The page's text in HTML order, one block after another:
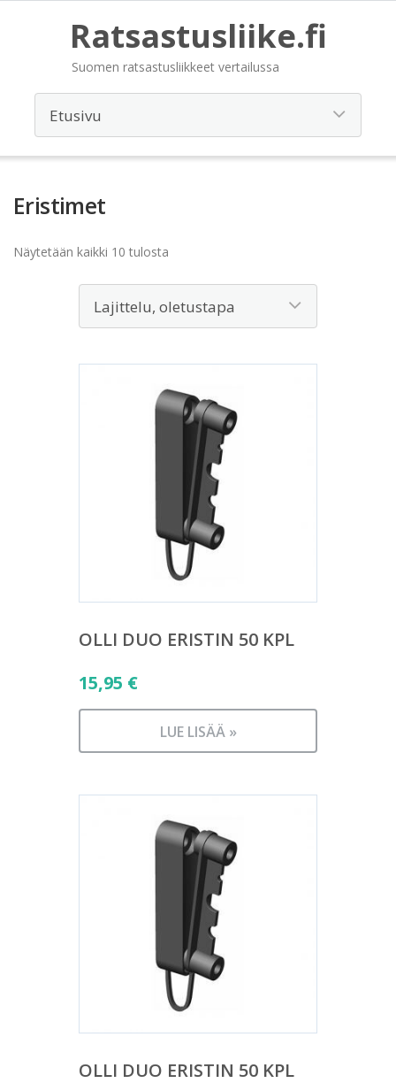
Ratsastusliike.fi
Suomen ratsastusliikkeet vertailussa
Eristimet
Näytetään kaikki 10 tulosta
OLLI DUO ERISTIN 50 KPL
15,95 €
LUE LISÄÄ »
OLLI DUO ERISTIN 50 KPL